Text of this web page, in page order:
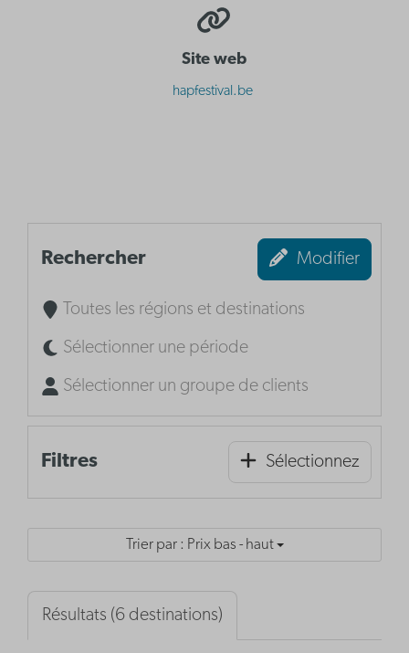
Site web
hapfestival.be
Rechercher Modifier
Toutes les régions et destinations
Sélectionner une période
Sélectionner un groupe de clients
Filtres Sélectionnez
Trier par : Prix bas - haut
Résultats (6 destinations)